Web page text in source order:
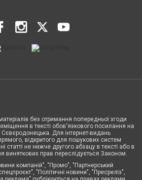
без отримання попередньої згоди
в тексті обов'язкового посилання на
Для інтернет-видань
відкритого для пошукових систем
статті не нижче другого абзацу в тексті або в
виняткових прав переслідується Законом.
компаній", "Промо", "Партнерський
"Політичні новини", "Пресреліз",